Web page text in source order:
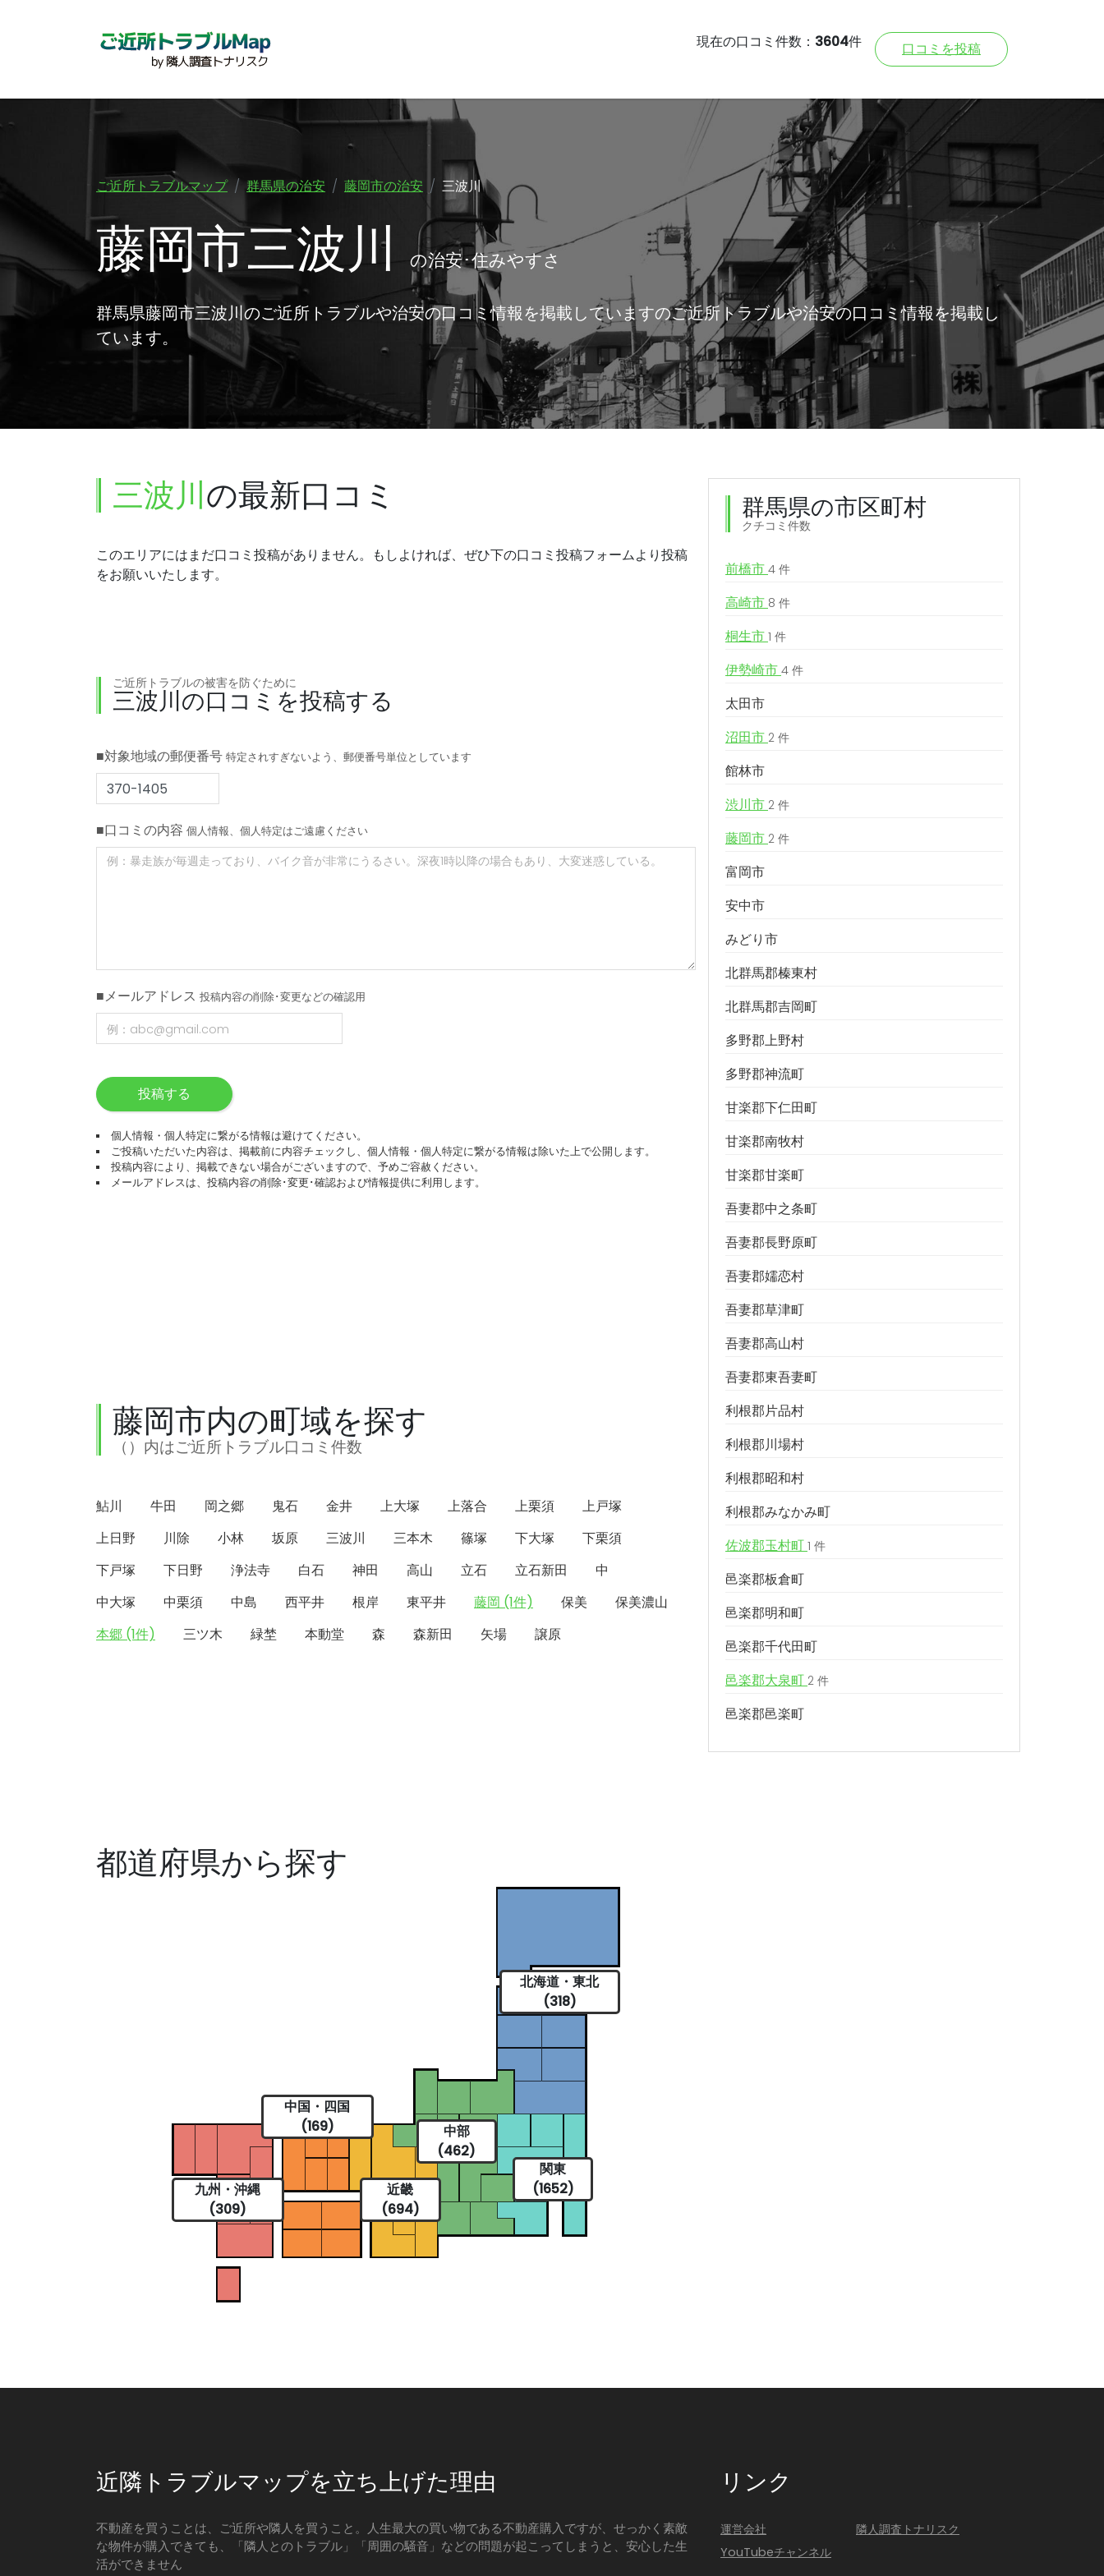
現在の口コミ件数： 3604件 口コミを投稿
ご近所トラブルマップ 群馬県の治安 藤岡市の治安 三波川
藤岡市三波川 の治安･住みやすさ
群馬県藤岡市三波川のご近所トラブルや治安の口コミ情報を掲載していますのご近所トラブルや治安の口コミ情報を掲載し
ています。
三波川の最新口コミ
このエリアにはまだ口コミ投稿がありません。もしよければ、ぜひ下の口コミ投稿フォームより投稿
をお願いいたします。
ご近所トラブルの被害を防ぐために
三波川の口コミを投稿する
■対象地域の郵便番号 特定されすぎないよう、郵便番号単位としています
■口コミの内容 個人情報、個人特定はご遠慮ください
■メールアドレス 投稿内容の削除･変更などの確認用
投稿する
個人情報・個人特定に繋がる情報は避けてください。
ご投稿いただいた内容は、掲載前に内容チェックし、個人情報・個人特定に繋がる情報は除いた上で公開します。
投稿内容により、掲載できない場合がございますので、予めご容赦ください。
メールアドレスは、投稿内容の削除･変更･確認および情報提供に利用します。
藤岡市内の町域を探す
（）内はご近所トラブル口コミ件数
鮎川 牛田 岡之郷 鬼石 金井 上大塚 上落合 上栗須
上戸塚
上日野
川除 小林 坂原 三波川 三本木 篠塚 下大塚
下栗須
下戸塚
下日野 浄法寺 白石 神田 高山 立石 立石新田
中
中大塚
中栗須 中島 西平井 根岸 東平井 藤岡 (1件) 保美
保美濃山
本郷 (1件)
三ツ木 緑埜 本動堂 森 森新田 矢場 譲原
都道府県から探す
北海道・東北
(318)
関東
(1652)
中部
(462)
近畿
(694)
中国・四国
(169)
九州・沖縄
(309)
群馬県の市区町村
クチコミ件数
前橋市 4 件
高崎市 8 件
桐生市 1 件
伊勢崎市 4 件
太田市
沼田市 2 件
館林市
渋川市 2 件
藤岡市 2 件
富岡市
安中市
みどり市
北群馬郡榛東村
北群馬郡吉岡町
多野郡上野村
多野郡神流町
甘楽郡下仁田町
甘楽郡南牧村
甘楽郡甘楽町
吾妻郡中之条町
吾妻郡長野原町
吾妻郡嬬恋村
吾妻郡草津町
吾妻郡高山村
吾妻郡東吾妻町
利根郡片品村
利根郡川場村
利根郡昭和村
利根郡みなかみ町
佐波郡玉村町 1 件
邑楽郡板倉町
邑楽郡明和町
邑楽郡千代田町
邑楽郡大泉町 2 件
邑楽郡邑楽町
近隣トラブルマップを立ち上げた理由
不動産を買うことは、ご近所や隣人を買うこと。人生最大の買い物である不動産購入ですが、せっかく素敵
な物件が購入できても、「隣人とのトラブル」「周囲の騒音」などの問題が起こってしまうと、安心した生
活ができません
リンク
運営会社
YouTubeチャンネル
隣人調査トナリスク